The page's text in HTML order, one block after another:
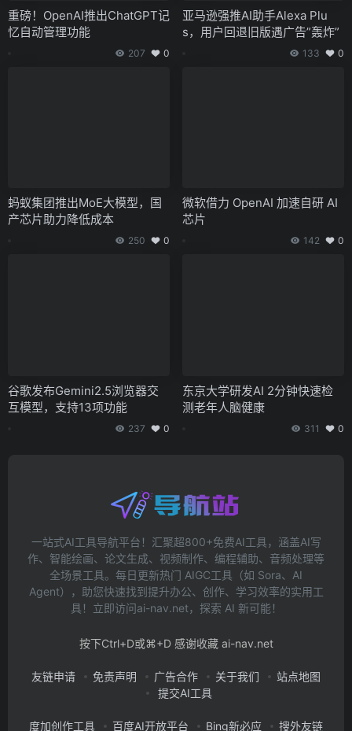
重磅！OpenAI推出ChatGPT记
忆自动管理功能
207 0
亚马逊强推AI助手Alexa Plu
s，用户回退旧版遇广告”轰炸”
133 0
蚂蚁集团推出MoE大模型，国
产芯片助力降低成本
250 0
微软借力 OpenAI 加速自研 AI
芯片
142 0
谷歌发布Gemini2.5浏览器交
互模型，支持13项功能
237 0
东京大学研发AI 2分钟快速检
测老年人脑健康
311 0
一站式AI工具导航平台！汇聚超800+免费AI工具，涵盖AI写
作、智能绘画、论文生成、视频制作、编程辅助、音频处理等
全场景工具。每日更新热门 AIGC工具（如 Sora、AI
Agent），助您快速找到提升办公、创作、学习效率的实用工
具！立即访问ai-nav.net，探索 AI 新可能！
按下Ctrl+D或⌘+D 感谢收藏 ai-nav.net
友链申请 免责声明 广告合作 关于我们
站点地图
提交AI工具
度加创作工具 百度AI开放平台 Bing新必应 搜外友链